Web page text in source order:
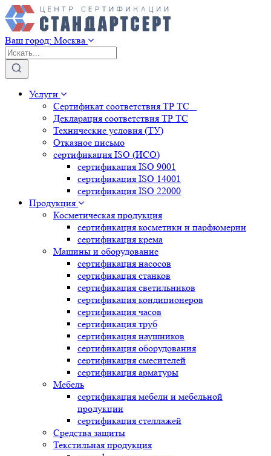
Ваш город: Москва
Услуги
Сертификат соответствия ТР ТС
Декларация соответствия ТР ТС
Технические условия (ТУ)
Отказное письмо
сертификация ISO (ИСО)
сертификация ISO 9001
сертификация ISO 14001
сертификация ISO 22000
Продукция
Косметическая продукция
сертификация косметики и парфюмерии
сертификация крема
Машины и оборудование
сертификация насосов
сертификация станков
сертификация светильников
сертификация кондиционеров
сертификация часов
сертификация труб
сертификация наушников
сертификация оборудования
сертификация смесителей
сертификация арматуры
Мебель
сертификация мебели и мебельной
продукции
сертификация стеллажей
Средства защиты
Текстильная продукция